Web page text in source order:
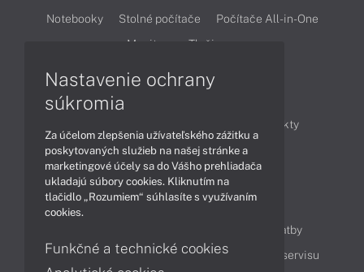
Notebooky Stolné počítače
Počítače All-in-One
Monitory
Tlačiarne
Produkty
Technológie
Videá
Obsah
Možnosti doručenia a platby
Podpora a servis
Servisné služby Cenník servisu
Nastavenie ochrany
súkromia
Za účelom zlepšenia užívateľského zážitku a
poskytovaných služieb na našej stránke a
marketingové účely sa do Vášho prehliadača
ukladajú súbory cookies. Kliknutím na
tlačidlo „Rozumiem“ súhlasíte s využívaním
cookies.
Funkčné a technické cookies